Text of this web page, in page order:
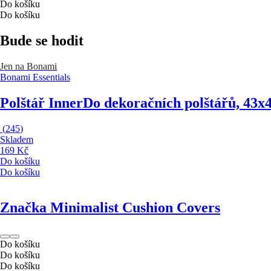
Do košíku
Do košíku
Bude se hodit
Jen na Bonami
Bonami Essentials
Polštář InnerDo dekoračních polštářů,
(245)
Skladem
169 Kč
Do košíku
Do košíku
Značka Minimalist Cushion Covers
Do košíku
Do košíku
Do košíku